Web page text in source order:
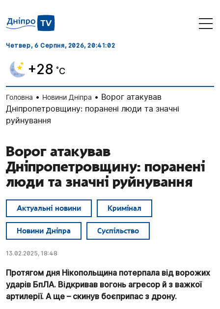
Четвер, 6 Серпня, 2026, 20:41:03
+28 ˚C
Головна • Новини Дніпра • Ворог атакував
Дніпропетровщину: поранені люди та значні
руйнування
Ворог атакував
Дніпропетровщину: поранені
люди та значні руйнування
Актуальні новини Кримінал
Новини Дніпра Суспільство
13.02.2025, 18:48
Протягом дня Нікопольщина потерпала від ворожих
ударів БпЛА. Відкривав вогонь агресор й з важкої
артилерії. А ще – скинув боєприпас з дрону.